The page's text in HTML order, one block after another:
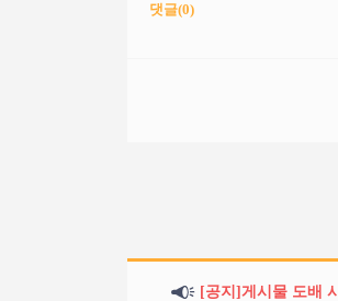
댓글(0)
[공지]게시물 도배